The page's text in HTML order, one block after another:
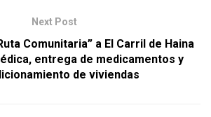
Next Post
Comunitaria” a El Carril de Haina
entrega de medicamentos y
de viviendas